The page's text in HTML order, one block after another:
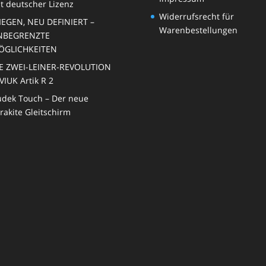
deutscher Lizenz
NEU DEFINIERT –
ZWEI-LEINER-REVOLUTION
Artik R 2
Touch – Der neue
Gleitschirm
Widerrufsrecht für
Warenbestellungen